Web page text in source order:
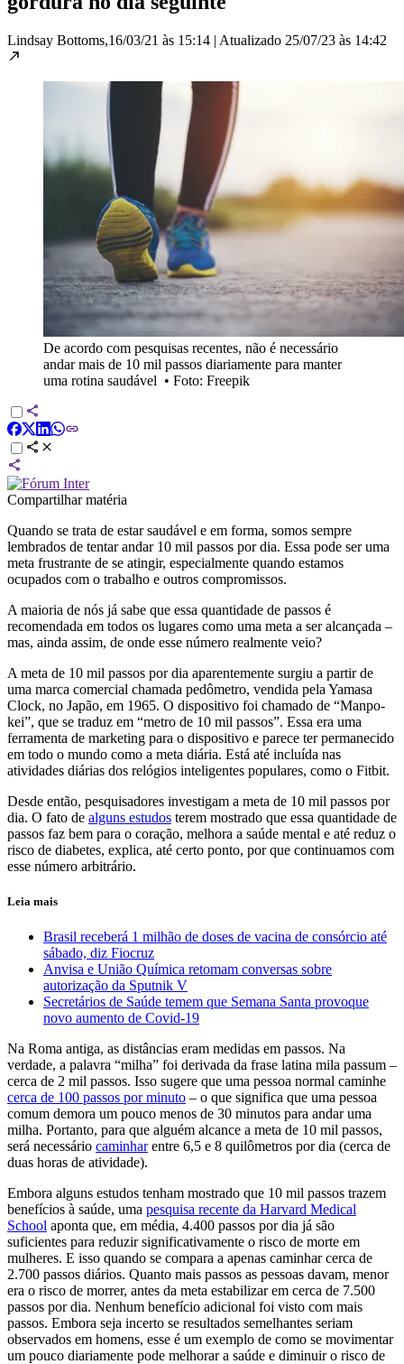
Lindsay Bottoms,16/03/21 às 15:14 | Atualizado 25/07/23 às 14:42
De acordo com pesquisas recentes, não é necessário
andar mais de 10 mil passos diariamente para manter
uma rotina saudável • Foto: Freepik
Compartilhar matéria
Quando se trata de estar saudável e em forma, somos sempre
lembrados de tentar andar 10 mil passos por dia. Essa pode ser uma
meta frustrante de se atingir, especialmente quando estamos
ocupados com o trabalho e outros compromissos.
A maioria de nós já sabe que essa quantidade de passos é
recomendada em todos os lugares como uma meta a ser alcançada –
mas, ainda assim, de onde esse número realmente veio?
A meta de 10 mil passos por dia aparentemente surgiu a partir de
uma marca comercial chamada pedômetro, vendida pela Yamasa
Clock, no Japão, em 1965. O dispositivo foi chamado de “Manpo-
kei”, que se traduz em “metro de 10 mil passos”. Essa era uma
ferramenta de marketing para o dispositivo e parece ter permanecido
em todo o mundo como a meta diária. Está até incluída nas
atividades diárias dos relógios inteligentes populares, como o Fitbit.
Desde então, pesquisadores investigam a meta de 10 mil passos por
dia. O fato de alguns estudos terem mostrado que essa quantidade de
passos faz bem para o coração, melhora a saúde mental e até reduz o
risco de diabetes, explica, até certo ponto, por que continuamos com
esse número arbitrário.
Leia mais
Brasil receberá 1 milhão de doses de vacina de consórcio até
sábado, diz Fiocruz
Anvisa e União Química retomam conversas sobre
autorização da Sputnik V
Secretários de Saúde temem que Semana Santa provoque
novo aumento de Covid-19
Na Roma antiga, as distâncias eram medidas em passos. Na
verdade, a palavra “milha” foi derivada da frase latina mila passum –
cerca de 2 mil passos. Isso sugere que uma pessoa normal caminhe
cerca de 100 passos por minuto – o que significa que uma pessoa
comum demora um pouco menos de 30 minutos para andar uma
milha. Portanto, para que alguém alcance a meta de 10 mil passos,
será necessário caminharentre 6,5 e 8 quilômetros por dia (cerca de
duas horas de atividade).
Embora alguns estudos tenham mostrado que 10 mil passos trazem
benefícios à saúde, uma pesquisa recente da Harvard Medical
School aponta que, em média, 4.400 passos por dia já são
suficientes para reduzir significativamente o risco de morte em
mulheres. E isso quando se compara a apenas caminhar cerca de
2.700 passos diários. Quanto mais passos as pessoas davam, menor
era o risco de morrer, antes da meta estabilizar em cerca de 7.500
passos por dia. Nenhum benefício adicional foi visto com mais
passos. Embora seja incerto se resultados semelhantes seriam
observados em homens, esse é um exemplo de como se movimentar
um pouco diariamente pode melhorar a saúde e diminuir o risco de